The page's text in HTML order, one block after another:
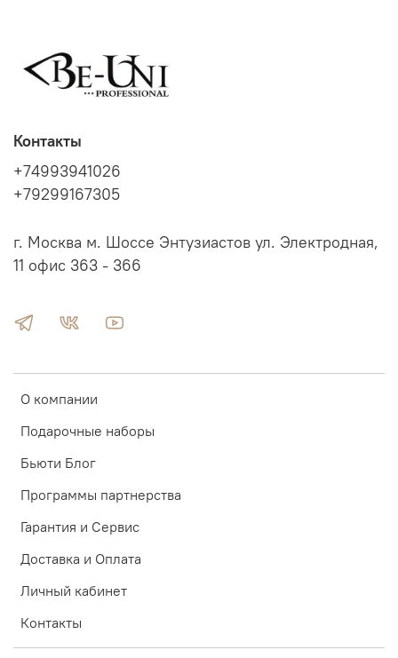
О компании
Подарочные наборы
Бьюти Блог
Программы партнерства
Гарантия и Сервис
Доставка и Оплата
Личный кабинет
Контакты
Контакты
+74993941026
+79299167305
г. Москва м. Шоссе Энтузиастов ул. Электродная,
11 офис 363 - 366